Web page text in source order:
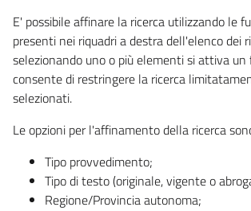
E' possibile affinare la ricerca utilizzando le
presenti nei riquadri a destra dell'elenco dei
selezionando uno o più elementi si attiva
consente di restringere la ricerca
selezionati.
Le opzioni per l'affinamento della ricerca
Tipo provvedimento;
Tipo di testo (originale, vigente o
Regione/Provincia autonoma;